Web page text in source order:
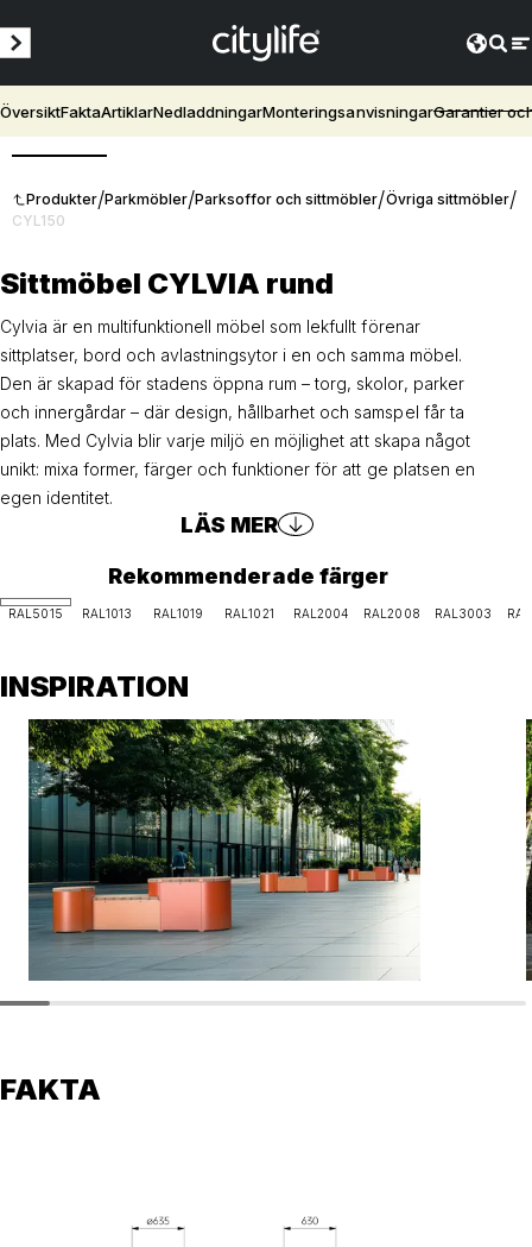
ÖversiktFaktaArtiklarNedladdningarMonteringsanvisningarGarantier
Produkter/Parkmöbler/Parksoffor och sittmöbler/Övriga sittmöbler/
CYL150
Sittmöbel CYLVIA rund
Cylvia är en multifunktionell möbel som lekfullt förenar
sittplatser, bord och avlastningsytor i en och samma möbel.
Den är skapad för stadens öppna rum – torg, skolor, parker
och innergårdar – där design, hållbarhet och samspel får ta
plats. Med Cylvia blir varje miljö en möjlighet att skapa något
unikt: mixa former, färger och funktioner för att ge platsen en
egen identitet.
LÄS MER
Rekommenderade färger
RAL5015 RAL1013 RAL1019 RAL1021 RAL2004 RAL2008 RAL3003
INSPIRATION
FAKTA